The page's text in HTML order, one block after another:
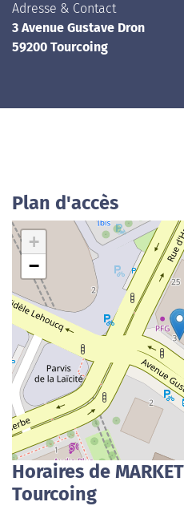
Adresse & Contact
3 Avenue Gustave Dron
59200 Tourcoing
Plan d'accès
+
−
Horaires de
Tourcoing